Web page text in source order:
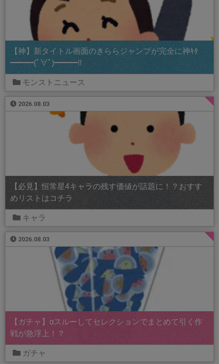
【神】新タイトル画面のきららジャンプが完全に神ｷﾀ
━━━(ﾟ∀ﾟ)━━━!!
モンストニュース
2026.08.03
【必見】恒常星4キャラの残す価値が話題に！？おすす
めリストはコチラ
キャラ
2026.08.03
【ガチャ】αスルーしてセレクションでまとめて引く作
戦が急浮上！？
ガチャ